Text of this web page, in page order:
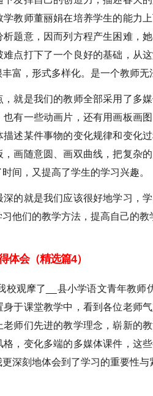
学教师董丽娟在培养学生的能力
题意，因而列方程产生困难，
点打下了一个良好的基础，从
富，形式多样化。是一个教师无
就是我们的教师全部采用了多
也有一些动画片，还有用画板画
述某件事物的变化规律和变化
，画随意圆、画双曲线，把复杂
间，又提高了学生的学习兴趣。
深的就是我们应该很好地学习，
他们的教学方法，提高自己的教
体会（精选篇4）
校观摩了__县小学语文青年教
于课堂教学中，看到各位老师
老师们先进的教学理念，崭新的
格，变化多端的多媒体课件，这
深刻地体会到了学习的重要性与